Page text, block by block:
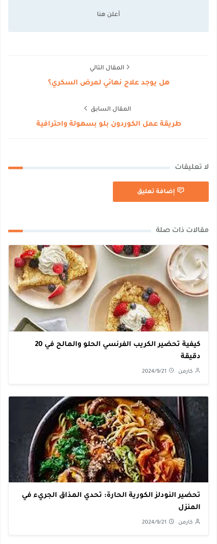
المقال التالي
هل يوجد علاج نهائي لمرض السكري؟
المقال السابق
طريقة عمل الكوردون بلو بسهولة واحترافية
لا تعليقات
إضافة تعليق
مقالات ذات صلة
كيفية تحضير الكريب الفرنسي الحلو والمالح في 20
دقيقة
كارمن 2024/9/21
تحضير النودلز الكورية الحارة: تحدي المذاق الجريء في
المنزل
كارمن 2024/9/21